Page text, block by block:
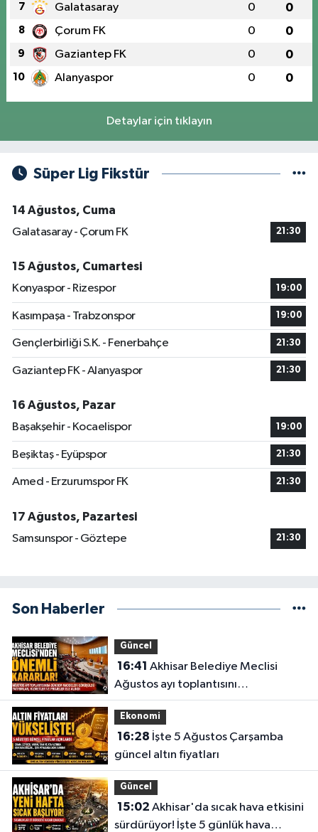
7 Galatasaray 0 0
8 Çorum FK 0 0
9 Gaziantep FK 0 0
10 Alanyaspor 0 0
Detaylar için tıklayın
Süper Lig Fikstür
14 Ağustos, Cuma
Galatasaray - Çorum FK
21:30
15 Ağustos, Cumartesi
Konyaspor - Rizespor
19:00
Kasımpaşa - Trabzonspor 19:00
Gençlerbirliği S.K. - Fenerbahçe 21:30
Gaziantep FK - Alanyaspor 21:30
16 Ağustos, Pazar
Başakşehir - Kocaelispor
19:00
Beşiktaş - Eyüpspor 21:30
Amed - Erzurumspor FK 21:30
17 Ağustos, Pazartesi
Samsunspor - Göztepe
21:30
Son Haberler
Güncel
16:41
Ağustos ayı toplantısını
gerçekleştirdi
Ekonomi
16:28
güncel altın fiyatları
Güncel
15:02
sürdürüyor! İşte 5 günlük hava